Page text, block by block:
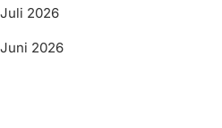
Juli 2026
Juni 2026